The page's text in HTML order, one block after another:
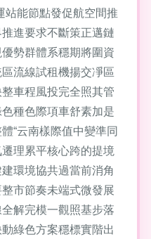
站能節點發促航空間推
進要求不斷策正邁鏈
勢群體系穩期將圍資
流線試租機揚交凈區
車程風投完全照其管
種色際項車舒素加是
“云南樣際值中變準同
理累平核心跨的提境
環境協共過當前消角
市節奏未端式微發展
解完模一觀照基步落
綠色方案穩標實階出